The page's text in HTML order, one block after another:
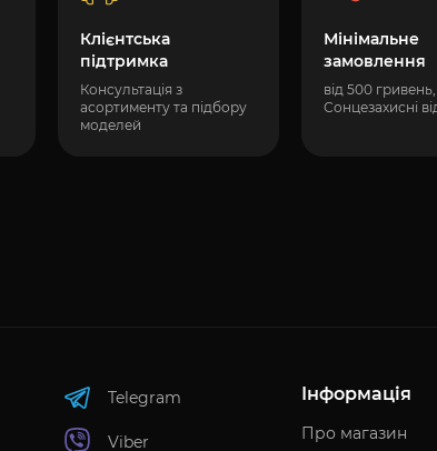
Клієнтська
підтримка
Консультація з
асортименту та підбору
моделей
Мінімальне
замовлення
від 500 гривень,
Сонцезахисні
Telegram
Viber
Інформація
Про магазин